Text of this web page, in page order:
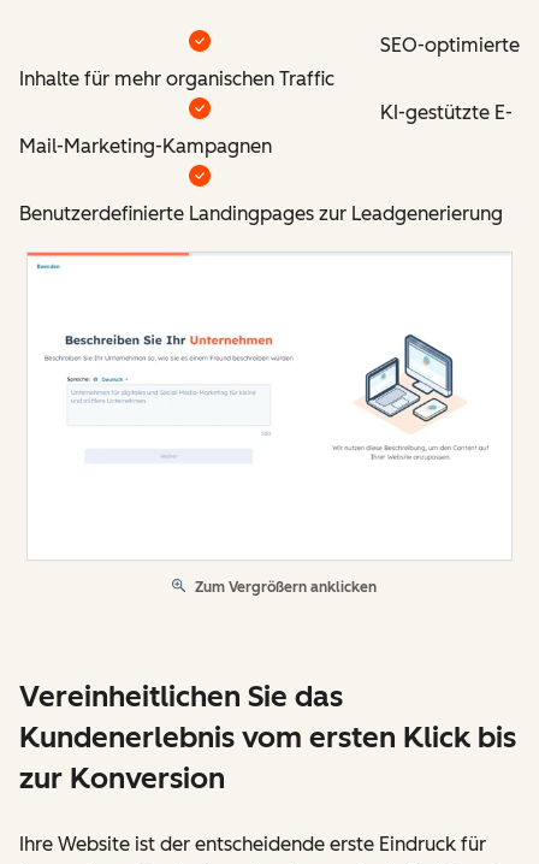
SEO-optimierte
Inhalte für mehr organischen Traffic
KI-gestützte E-
Mail-Marketing-Kampagnen
Benutzerdefinierte Landingpages zur Leadgenerierung
Zum Vergrößern anklicken
Vereinheitlichen Sie das
Kundenerlebnis vom ersten Klick bis
zur Konversion
Ihre Website ist der entscheidende erste Eindruck für